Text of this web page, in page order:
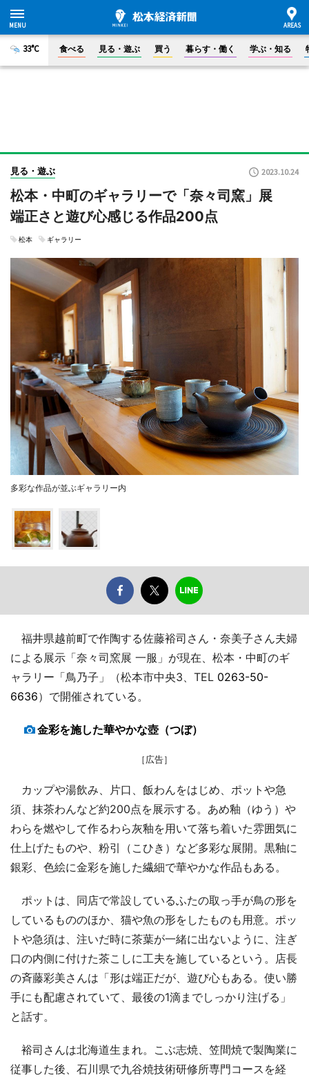
33°C 食べる 見る・遊ぶ 買う 暮らす・働く 学ぶ・知る
見る・遊ぶ 2023.10.24
松本・中町のギャラリーで「奈々司窯」展
端正さと遊び心感じる作品200点
松本 ギャラリー
多彩な作品が並ぶギャラリー内
福井県越前町で作陶する佐藤裕司さん・奈美子さん夫婦
による展示「奈々司窯展 一服」が現在、松本・中町のギ
ャラリー「鳥乃子」（松本市中央3、TEL 0263-50-
6636）で開催されている。
金彩を施した華やかな壺（つぼ）
［広告］
カップや湯飲み、片口、飯わんをはじめ、ポットや急
須、抹茶わんなど約200点を展示する。あめ釉（ゆう）や
わらを燃やして作るわら灰釉を用いて落ち着いた雰囲気に
仕上げたものや、粉引（こひき）など多彩な展開。黒釉に
銀彩、色絵に金彩を施した繊細で華やかな作品もある。
ポットは、同店で常設しているふたの取っ手が鳥の形を
しているもののほか、猫や魚の形をしたものも用意。ポッ
トや急須は、注いだ時に茶葉が一緒に出ないように、注ぎ
口の内側に付けた茶こしに工夫を施しているという。店長
の斉藤彩美さんは「形は端正だが、遊び心もある。使い勝
手にも配慮されていて、最後の1滴までしっかり注げる」
と話す。
裕司さんは北海道生まれ。こぶ志焼、笠間焼で製陶業に
従事した後、石川県で九谷焼技術研修所専門コースを経